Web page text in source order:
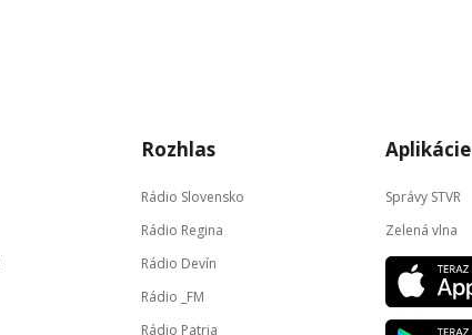
Rozhlas
Rádio Slovensko
Rádio Regina
Rádio Devín
Rádio _FM
Rádio Patria
Aplikácie
Správy STVR
Zelená vlna